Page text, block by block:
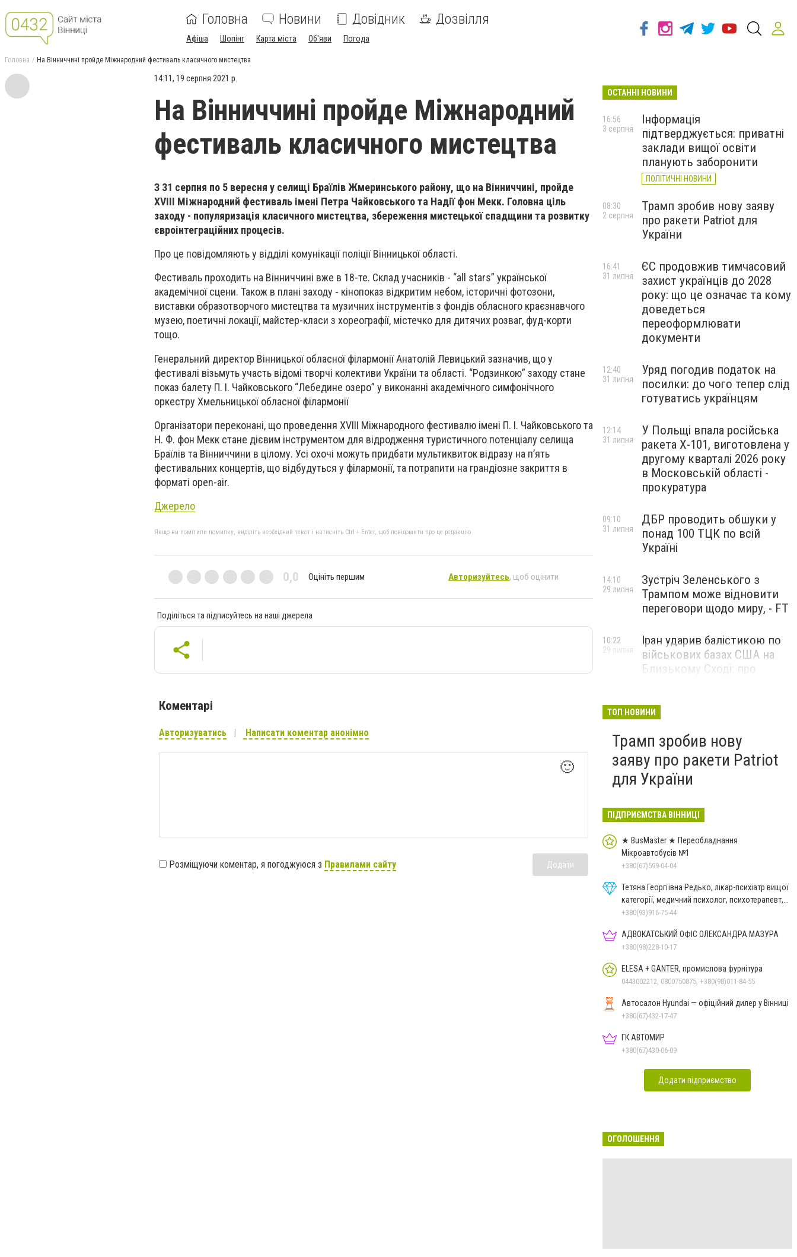
Головна Новини Довідник Дозвілля
Афіша Шопінг Карта міста Об'яви Погода
Головна На Вінниччині пройде Міжнародний фестиваль класичного мистецтва
14:11, 19 серпня 2021 р.
На Вінниччині пройде Міжнародний
фестиваль класичного мистецтва
З 31 серпня по 5 вересня у селищі Браїлів Жмеринського району, що на Вінниччині, пройде
ХVІІІ Міжнародний фестиваль імені Петра Чайковського та Надії фон Мекк. Головна ціль
заходу - популяризація класичного мистецтва, збереження мистецької спадщини та розвитку
євроінтеграційних процесів.
Про це повідомляють у відділі комунікації поліції Вінницької області.
Фестиваль проходить на Вінниччині вже в 18-те. Склад учасників - “all stars” української
академічної сцени. Також в плані заходу - кінопоказ відкритим небом, історичні фотозони,
виставки образотворчого мистецтва та музичних інструментів з фондів обласного краєзнавчого
музею, поетичні локації, майстер-класи з хореографії, містечко для дитячих розваг, фуд-корти
тощо.
Генеральний директор Вінницької обласної філармонії Анатолій Левицький зазначив, що у
фестивалі візьмуть участь відомі творчі колективи України та області. “Родзинкою” заходу стане
показ балету П. І. Чайковського “Лебедине озеро” у виконанні академічного симфонічного
оркестру Хмельницької обласної філармонії
Організатори переконані, що проведення ХVІІІ Міжнародного фестивалю імені П. І. Чайковського та
Н. Ф. фон Мекк стане дієвим інструментом для відродження туристичного потенціалу селища
Браїлів та Вінниччини в цілому. Усі охочі можуть придбати мультиквиток відразу на п’ять
фестивальних концертів, що відбудуться у філармонії, та потрапити на грандіозне закриття в
форматі open-air.
Джерело
Якщо ви помітили помилку, виділіть необхідний текст і натисніть Ctrl + Enter, щоб повідомити про це редакцію
0,0 Оцініть першим Авторизуйтесь, щоб оцінити
Поділіться та підписуйтесь на наші джерела
Коментарі
Авторизуватись Написати коментар анонімно
🙂
Розміщуючи коментар, я погоджуюся з Правилами сайту Додати
ОСТАННІ НОВИНИ
Інформація
підтверджується: приватні
заклади вищої освіти
планують заборонити
ПОЛІТИЧНІ НОВИНИ
16:56
3 серпня
Трамп зробив нову заяву
про ракети Patriot для
України
08:30
2 серпня
ЄС продовжив тимчасовий
захист українців до 2028
року: що це означає та кому
доведеться
переоформлювати
документи
16:41
31 липня
Уряд погодив податок на
посилки: до чого тепер слід
готуватись українцям
12:40
31 липня
У Польщі впала російська
ракета X-101, виготовлена у
другому кварталі 2026 року
в Московській області -
прокуратура
12:14
31 липня
ДБР проводить обшуки у
понад 100 ТЦК по всій
Україні
09:10
31 липня
Зустріч Зеленського з
Трампом може відновити
переговори щодо миру, - FT
14:10
29 липня
Іран ударив балістикою по
військових базах США на
Близькому Сході: про
10:22
29 липня
ТОП НОВИНИ
Трамп зробив нову
заяву про ракети Patriot
для України
ПІДПРИЄМСТВА ВІННИЦІ
★ BusMaster ★ Переобладнання
Мікроавтобусів №1
+380(67)599-04-04
Тетяна Георгіївна Редько, лікар-психіатр вищої
категорії, медичний психолог, психотерапевт,
гіпнолог
+380(93)916-75-44
АДВОКАТСЬКИЙ ОФІС ОЛЕКСАНДРА МАЗУРА
+380(98)228-10-17
ELESA + GANTER, промислова фурнітура
0443002212, 0800750875, +380(98)011-84-55
Автосалон Hyundai — офіційний дилер у Вінниці
+380(67)432-17-47
ГК АВТОМИР
+380(67)430-06-09
Додати підприємство
ОГОЛОШЕННЯ